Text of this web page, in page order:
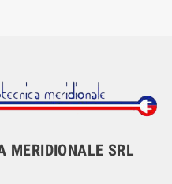
MERIDIONALE SRL